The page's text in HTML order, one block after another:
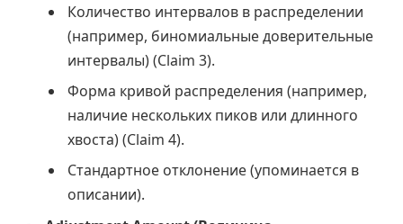
Количество интервалов в распределении
(например, биномиальные доверительные
интервалы) (Claim 3).
Форма кривой распределения (например,
наличие нескольких пиков или длинного
хвоста) (Claim 4).
Стандартное отклонение (упоминается в
описании).